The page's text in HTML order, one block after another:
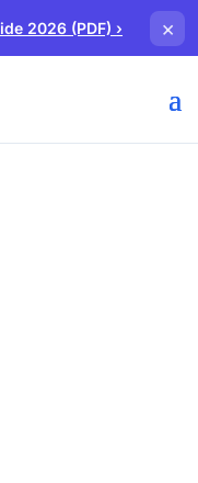
2026 (PDF)› ×